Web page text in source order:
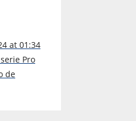
at 01:34
Pro
de